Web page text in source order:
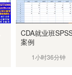
CDA就业班
案例
1小时36分钟